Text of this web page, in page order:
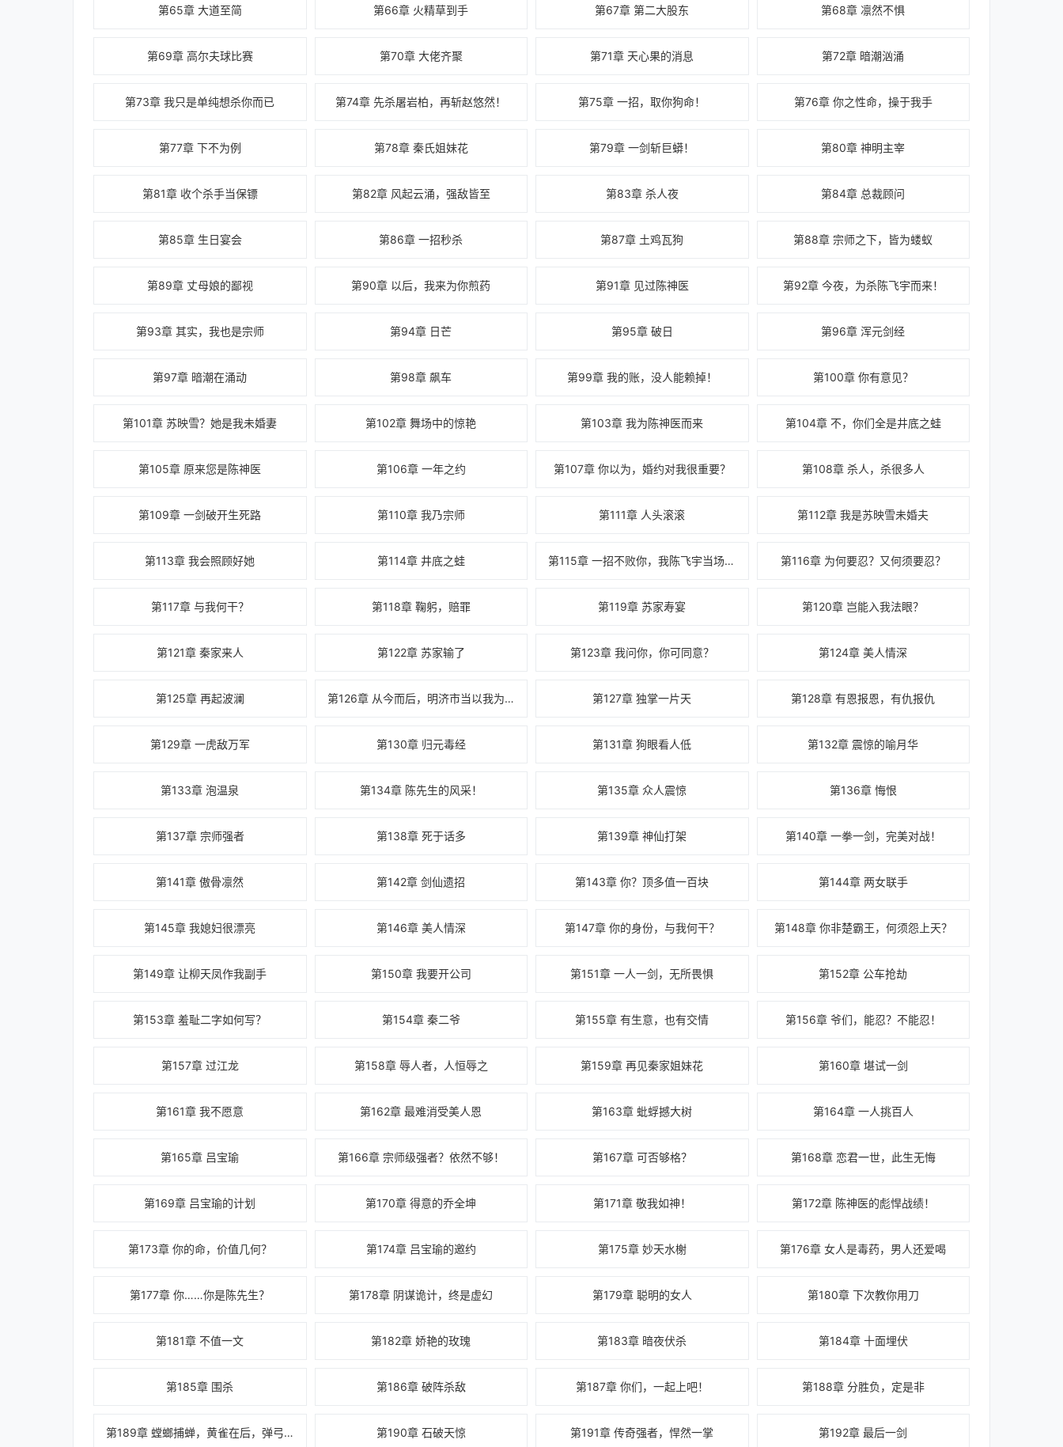
第65章 大道至简 第66章 火精草到手 第67章 第二大股东 第68章 凛然不惧
第69章 高尔夫球比赛 第70章 大佬齐聚 第71章 天心果的消息 第72章 暗潮汹涌
第73章 我只是单纯想杀你而已 第74章 先杀屠岩柏，再斩赵悠然！ 第75章 一招，取你狗命！ 第76章 你之性命，操于我手
第77章 下不为例 第78章 秦氏姐妹花 第79章 一剑斩巨蟒！ 第80章 神明主宰
第81章 收个杀手当保镖 第82章 风起云涌，强敌皆至 第83章 杀人夜 第84章 总裁顾问
第85章 生日宴会 第86章 一招秒杀 第87章 土鸡瓦狗 第88章 宗师之下，皆为蝼蚁
第89章 丈母娘的鄙视 第90章 以后，我来为你煎药 第91章 见过陈神医 第92章 今夜，为杀陈飞宇而来！
第93章 其实，我也是宗师 第94章 日芒 第95章 破日 第96章 浑元剑经
第97章 暗潮在涌动 第98章 飙车 第99章 我的账，没人能赖掉！ 第100章 你有意见？
第101章 苏映雪？她是我未婚妻 第102章 舞场中的惊艳 第103章 我为陈神医而来 第104章 不，你们全是井底之蛙
第105章 原来您是陈神医 第106章 一年之约 第107章 你以为，婚约对我很重要？ 第108章 杀人，杀很多人
第109章 一剑破开生死路 第110章 我乃宗师 第111章 人头滚滚 第112章 我是苏映雪未婚夫
第113章 我会照顾好她 第114章 井底之蛙 第115章 一招不败你，我陈飞宇当场自尽 第116章 为何要忍？又何须要忍？
第117章 与我何干？ 第118章 鞠躬，赔罪 第119章 苏家寿宴 第120章 岂能入我法眼？
第121章 秦家来人 第122章 苏家输了 第123章 我问你，你可同意？ 第124章 美人情深
第125章 再起波澜 第126章 从今而后，明济市当以我为尊 第127章 独掌一片天 第128章 有恩报恩，有仇报仇
第129章 一虎敌万军 第130章 归元毒经 第131章 狗眼看人低 第132章 震惊的喻月华
第133章 泡温泉 第134章 陈先生的风采！ 第135章 众人震惊 第136章 悔恨
第137章 宗师强者 第138章 死于话多 第139章 神仙打架 第140章 一拳一剑，完美对战！
第141章 傲骨凛然 第142章 剑仙遗招 第143章 你？顶多值一百块 第144章 两女联手
第145章 我媳妇很漂亮 第146章 美人情深 第147章 你的身份，与我何干？ 第148章 你非楚霸王，何须怨上天？
第149章 让柳天凤作我副手 第150章 我要开公司 第151章 一人一剑，无所畏惧 第152章 公车抢劫
第153章 羞耻二字如何写？ 第154章 秦二爷 第155章 有生意，也有交情 第156章 爷们，能忍？不能忍！
第157章 过江龙 第158章 辱人者，人恒辱之 第159章 再见秦家姐妹花 第160章 堪试一剑
第161章 我不愿意 第162章 最难消受美人恩 第163章 蚍蜉撼大树 第164章 一人挑百人
第165章 吕宝瑜 第166章 宗师级强者？依然不够！ 第167章 可否够格？ 第168章 恋君一世，此生无悔
第169章 吕宝瑜的计划 第170章 得意的乔全坤 第171章 敬我如神！ 第172章 陈神医的彪悍战绩！
第173章 你的命，价值几何？ 第174章 吕宝瑜的邀约 第175章 妙天水榭 第176章 女人是毒药，男人还爱喝
第177章 你……你是陈先生？ 第178章 阴谋诡计，终是虚幻 第179章 聪明的女人 第180章 下次教你用刀
第181章 不值一文 第182章 娇艳的玫瑰 第183章 暗夜伏杀 第184章 十面埋伏
第185章 围杀 第186章 破阵杀敌 第187章 你们，一起上吧！ 第188章 分胜负，定是非
第189章 螳螂捕蝉，黄雀在后，弹弓在下 第190章 石破天惊 第191章 传奇强者，悍然一掌 第192章 最后一剑